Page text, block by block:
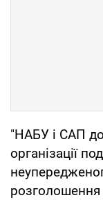
"НАБУ і САП
організації
розголошення